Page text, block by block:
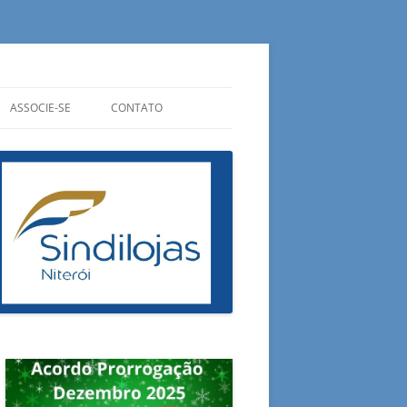
DO CONSUMIDOR
ASSOCIE-SE
PREENCHA SUA FICHA
E AGORA?
CONTATO